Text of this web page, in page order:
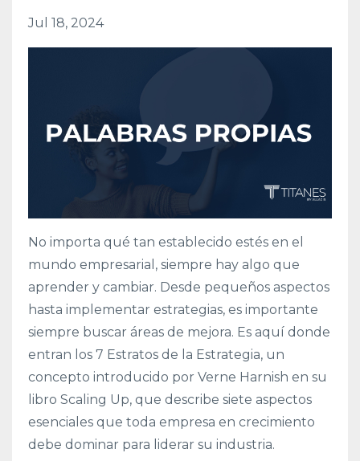
Jul 18, 2024
No importa qué tan establecido estés en el
mundo empresarial, siempre hay algo que
aprender y cambiar. Desde pequeños aspectos
hasta implementar estrategias, es importante
siempre buscar áreas de mejora. Es aquí donde
entran los 7 Estratos de la Estrategia, un
concepto introducido por Verne Harnish en su
libro Scaling Up, que describe siete aspectos
esenciales que toda empresa en crecimiento
debe dominar para liderar su industria.